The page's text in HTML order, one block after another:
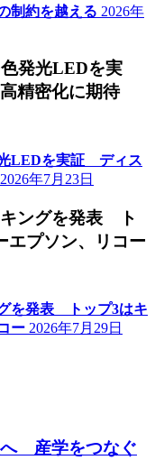
制約を越える 2026年
発光LEDを実
精密化に期待
LEDを実証 ディス
2026年7月23日
ングを発表 ト
エプソン、リコー
を発表 トップ3はキ
ー 2026年7月29日
へ 産学をつなぐ